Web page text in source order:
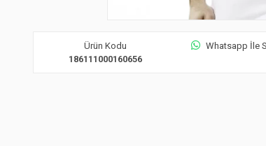
Ürün Kodu
186111000160656
Whatsapp İle